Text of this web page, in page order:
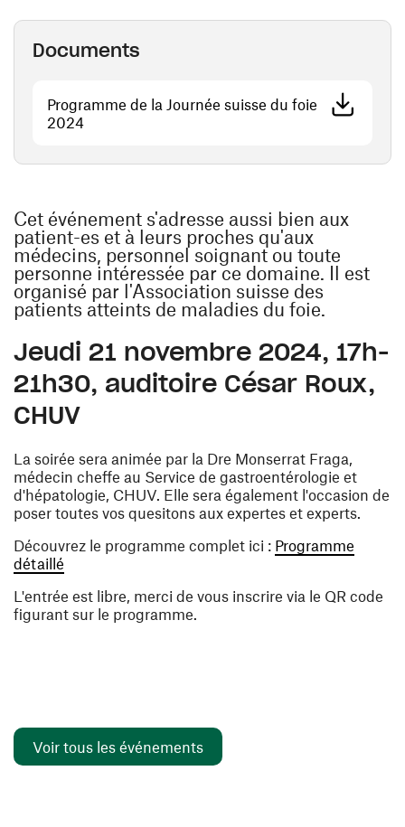
Documents
Programme de la Journée suisse du foie
2024(ouvre une nouvelle fenêtre)
Cet événement s'adresse aussi bien aux
patient-es et à leurs proches qu'aux
médecins, personnel soignant ou toute
personne intéressée par ce domaine. Il est
organisé par l'Association suisse des
patients atteints de maladies du foie.
Jeudi 21 novembre 2024, 17h-
21h30, auditoire César Roux,
CHUV
La soirée sera animée par la Dre Monserrat Fraga,
médecin cheffe au Service de gastroentérologie et
d'hépatologie, CHUV. Elle sera également l'occasion de
poser toutes vos quesitons aux expertes et experts.
Découvrez le programme complet ici : Programme
détaillé
L'entrée est libre, merci de vous inscrire via le QR code
figurant sur le programme.
Voir tous les événements